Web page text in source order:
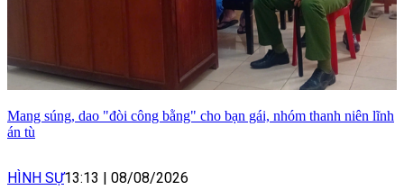
Mang súng, dao "đòi công bằng" cho bạn gái, nhóm thanh niên lĩnh
án tù
HÌNH SỰ13:13 08/08/2026